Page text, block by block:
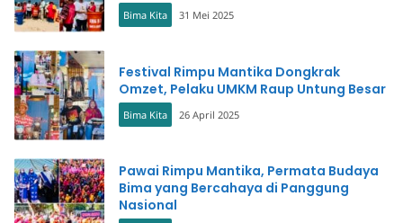
Bima Kita 31 Mei 2025
Festival Rimpu Mantika Dongkrak
Omzet, Pelaku UMKM Raup Untung Besar
Bima Kita 26 April 2025
Pawai Rimpu Mantika, Permata Budaya
Bima yang Bercahaya di Panggung
Nasional